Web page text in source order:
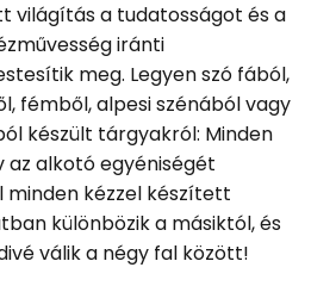
világítás a tudatosságot és a
iránti
meg. Legyen szó fából,
fémből, alpesi szénából vagy
készült tárgyakról: Minden
alkotó egyéniségét
minden kézzel készített
különbözik a másiktól, és
válik a négy fal között!